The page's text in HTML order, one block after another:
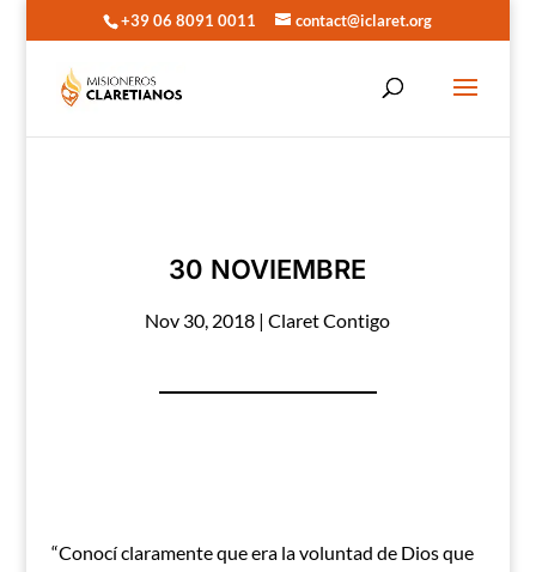
+39 06 8091 0011 contact@iclaret.org
30 NOVIEMBRE
Nov 30, 2018 |Claret Contigo
“Conocí claramente que era la voluntad de Dios que